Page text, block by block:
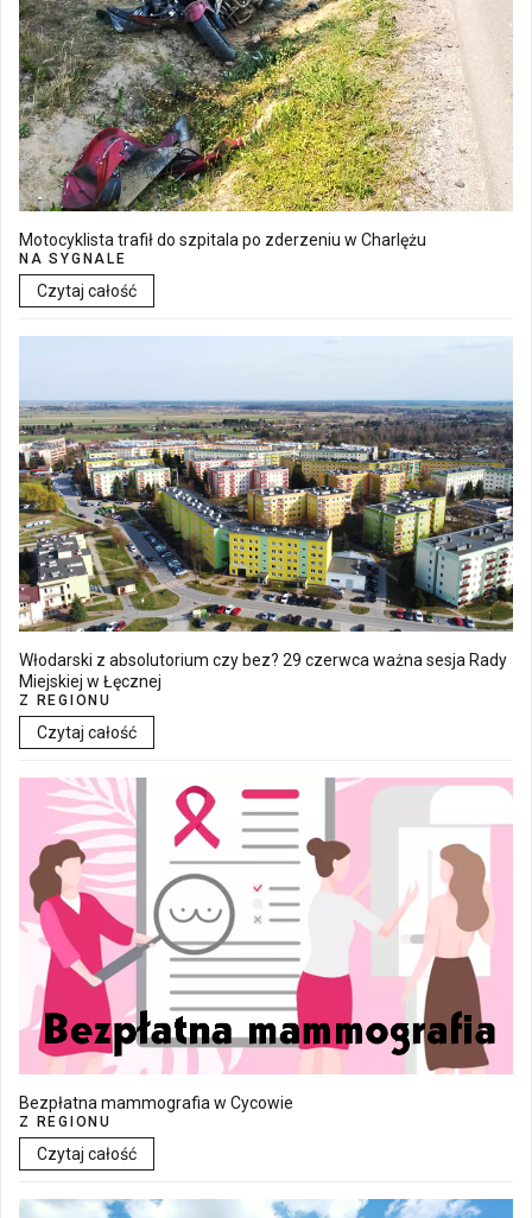
Motocyklista trafił do szpitala po zderzeniu w Charlężu
NA SYGNALE
Czytaj całość
Włodarski z absolutorium czy bez? 29 czerwca ważna sesja Rady
Miejskiej w Łęcznej
Z REGIONU
Czytaj całość
Bezpłatna mammografia w Cycowie
Z REGIONU
Czytaj całość